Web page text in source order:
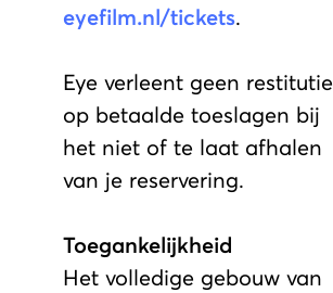
eyefilm.nl/tickets.
Eye verleent geen restitutie
op betaalde toeslagen bij
het niet of te laat afhalen
van je reservering.
Toegankelijkheid
Het volledige gebouw van